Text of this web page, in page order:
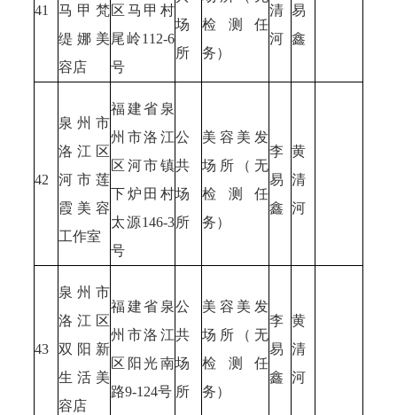
41
马甲梵
缇娜美
容店
区马甲村
尾岭112-6
号
场
所
检测任
务）
清
河
易
鑫
42
泉州市
洛江区
河市莲
霞美容
工作室
福建省泉
州市洛江
区河市镇
下炉田村
太源146-3
号
公
共
场
所
美容美发
场所（无
检测任
务）
李
易
鑫
黄
清
河
43
泉州市
洛江区
双阳新
生活美
容店
福建省泉
州市洛江
区阳光南
路9-124号
公
共
场
所
美容美发
场所（无
检测任
务）
李
易
鑫
黄
清
河